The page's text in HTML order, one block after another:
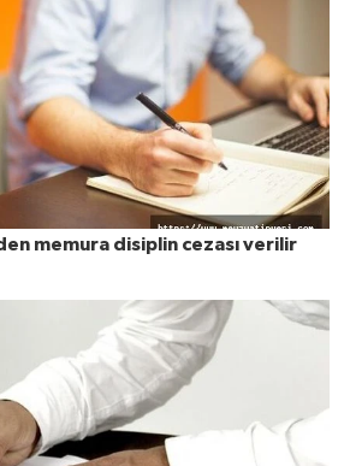
memura disiplin cezası verilir